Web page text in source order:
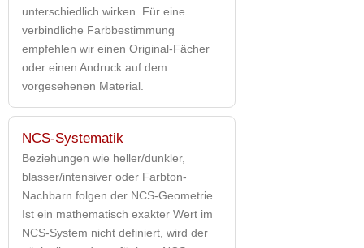
unterschiedlich wirken. Für eine
verbindliche Farbbestimmung
empfehlen wir einen Original-Fächer
oder einen Andruck auf dem
vorgesehenen Material.
NCS-Systematik
Beziehungen wie heller/dunkler,
blasser/intensiver oder Farbton-
Nachbarn folgen der NCS-Geometrie.
Ist ein mathematisch exakter Wert im
NCS-System nicht definiert, wird der